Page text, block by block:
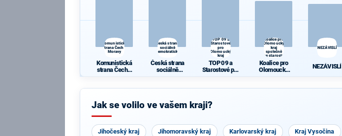
Komunistická
strana Čech a
Moravy
Komunistická
strana Čech a
Česká strana
sociálně
demokratická
Česká strana
sociálně
TOP 09 a
Starostové
pro
Olomoucký
kraj
TOP 09 a
Starostové pro
Koalice pro
Olomoucký
kraj
společně
se starosty
Koalice pro
Olomoucký
NEZÁVISLÍ
NEZÁVISLÍ
Jak se volilo ve vašem kraji?
Jihočeský kraj Jihomoravský kraj Karlovarský kraj Kraj Vysočina